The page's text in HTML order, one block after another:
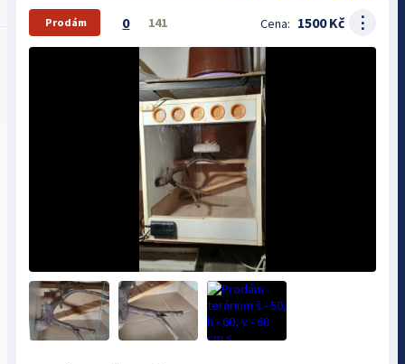
Prodám 0 141 Cena: 1500 Kč ⋮